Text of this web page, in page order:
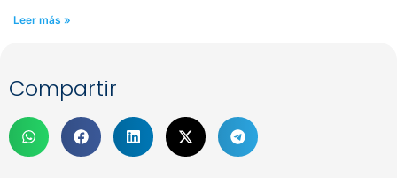
Leer más »
Compartir